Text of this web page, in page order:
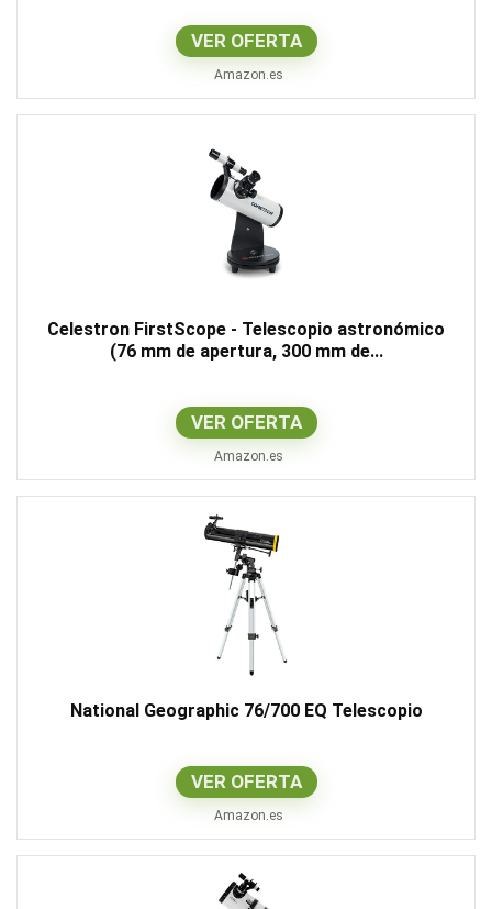
VER OFERTA
Amazon.es
Celestron FirstScope - Telescopio astronómico
(76 mm de apertura, 300 mm de...
VER OFERTA
Amazon.es
National Geographic 76/700 EQ Telescopio
VER OFERTA
Amazon.es